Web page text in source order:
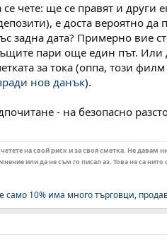
чете: ще се правят и други
е доста вероятно
задна дата? Примерно вие
пари още един път.
за тока (оппа, този
нов данък).
- на безопасно
на свой риск и за своя сметка. Не давам
или да не съм го писал аз. Това не са
само 10% има много търговци,